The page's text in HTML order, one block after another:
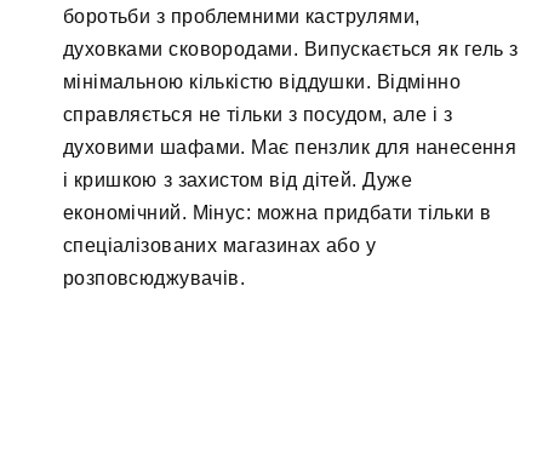
боротьби з проблемними каструлями,
духовками сковородами. Випускається як гель з
мінімальною кількістю віддушки. Відмінно
справляється не тільки з посудом, але і з
духовими шафами. Має пензлик для нанесення
і кришкою з захистом від дітей. Дуже
економічний. Мінус: можна придбати тільки в
спеціалізованих магазинах або у
розповсюджувачів.